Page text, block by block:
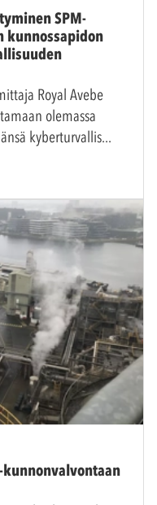
SPM-
kunnossapidon
Royal Avebe
olemassa
kyberturvallis
kunnonvalvontaan